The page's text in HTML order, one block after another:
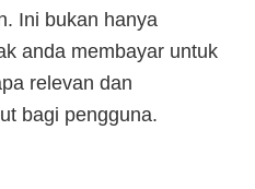
Ini bukan hanya
anda membayar untuk
relevan dan
bagi pengguna.